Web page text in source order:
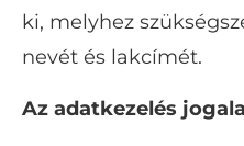
ki, melyhez
nevét és lakcímét.
Az adatkezelés